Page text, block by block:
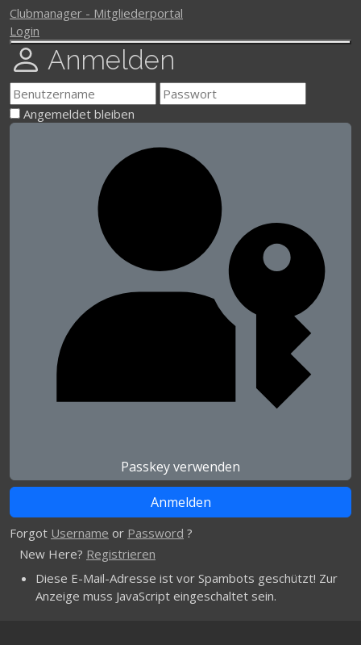
Clubmanager - Mitgliederportal
Login
Anmelden
Angemeldet bleiben
Passkey verwenden
Forgot Username or Password ?
New Here? Registrieren
Diese E-Mail-Adresse ist vor Spambots geschützt! Zur
Anzeige muss JavaScript eingeschaltet sein.